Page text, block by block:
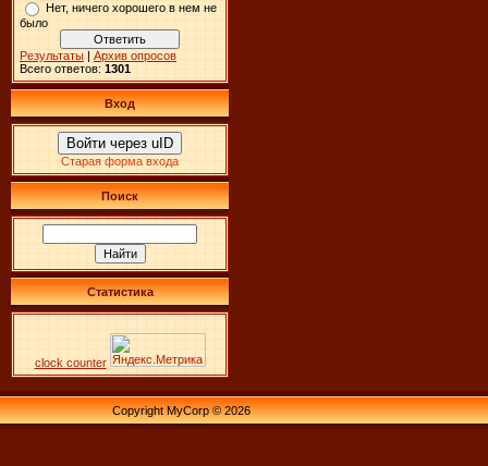
Нет, ничего хорошего в нем не
было
Результаты | Архив опросов
Всего ответов: 1301
Вход
Войти через uID
Старая форма входа
Поиск
Статистика
clock counter
Copyright MyCorp © 2026